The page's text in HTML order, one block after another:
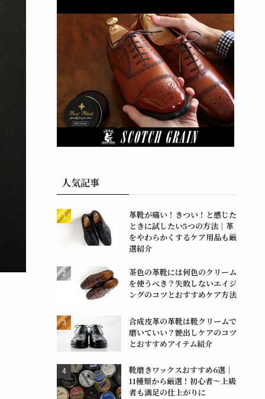
人気記事
革靴が痛い！きつい！と感じた
ときに試したい5つの方法｜革
をやわらかくするケア用品も厳
選紹介
茶色の革靴には何色のクリーム
を使うべき？失敗しないエイジ
ングのコツとおすすめケア方法
合成皮革の革靴は靴クリームで
磨いていい？艶出しケアのコツ
とおすすめアイテム紹介
靴磨きワックスおすすめ6選｜
11種類から厳選！初心者〜上級
者も満足の仕上がりに